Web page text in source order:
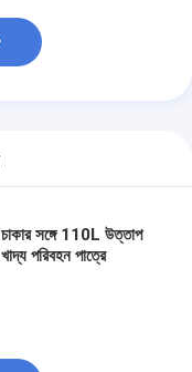
চাকার সঙ্গে 110L উত্তাপ
খাদ্য পরিবহন পাত্রে